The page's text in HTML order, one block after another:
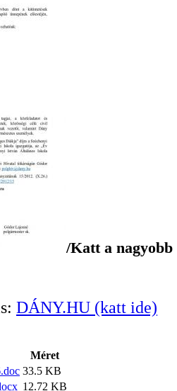
/Katt a
DÁNY.HU (katt ide)
Méret
33.5 KB
12.72 KB